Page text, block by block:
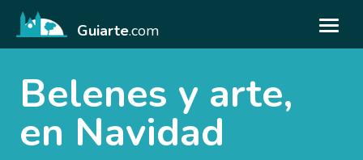
Guiarte.com
Belenes y arte,
en Navidad